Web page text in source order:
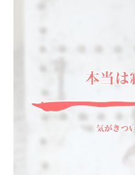
対人関係が苦手である
頭がいい
友達を作るなら意見
人見知りが多い
面接でよく落とされる